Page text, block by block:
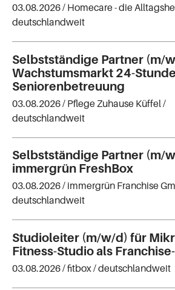
03.08.2026 / Homecare - die
deutschlandweit
Selbstständige Partner (m/
Wachstumsmarkt 24-
Seniorenbetreuung
03.08.2026 / Pflege Zuhause Küffel /
deutschlandweit
Selbstständige Partner (m/
immergrün FreshBox
03.08.2026 / immergrün Franchise
deutschlandweit
Studioleiter (m/w/d) für
Fitness-Studio als
03.08.2026 /fitbox/ deutschlandweit